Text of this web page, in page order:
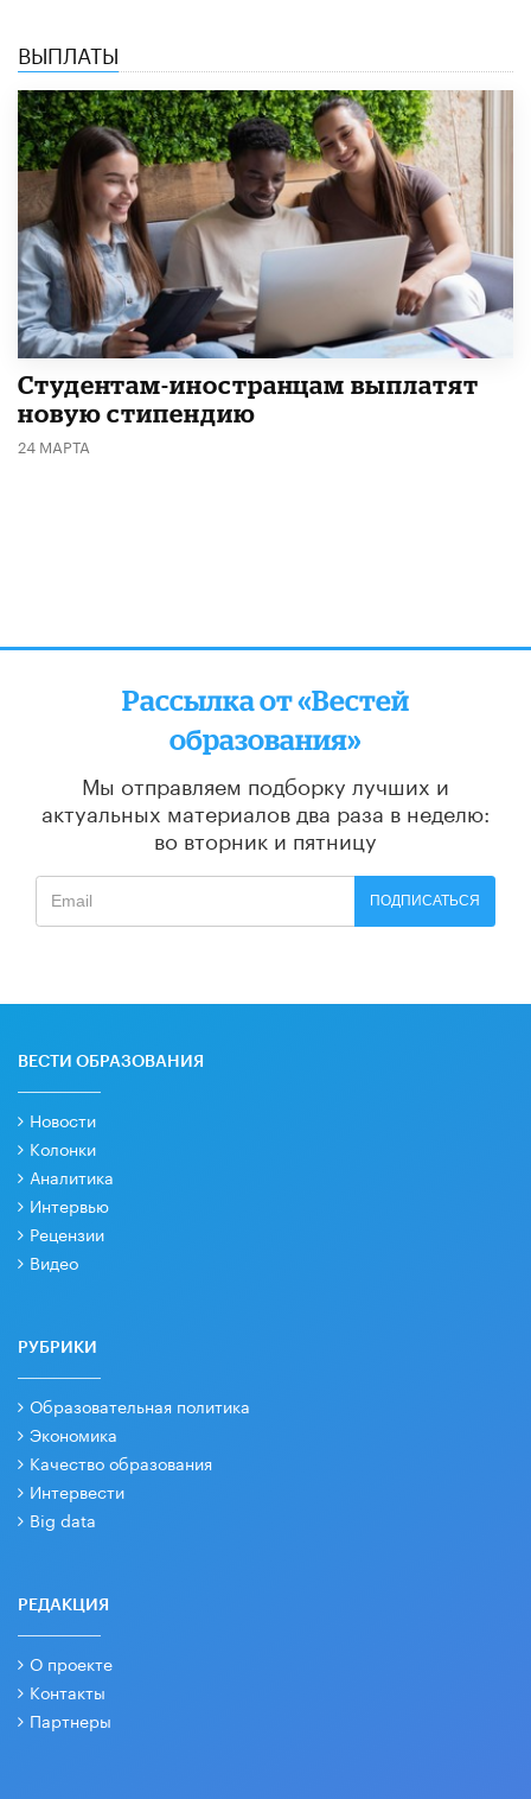
ВЫПЛАТЫ
Студентам-иностранцам выплатят
новую стипендию
24 МАРТА
Рассылка от «Вестей
образования»
Мы отправляем подборку лучших и
актуальных материалов два раза в неделю:
во вторник и пятницу
ПОДПИСАТЬСЯ
ВЕСТИ ОБРАЗОВАНИЯ
Новости
Колонки
Аналитика
Интервью
Рецензии
Видео
РУБРИКИ
Образовательная политика
Экономика
Качество образования
Интервести
Big data
РЕДАКЦИЯ
О проекте
Контакты
Партнеры